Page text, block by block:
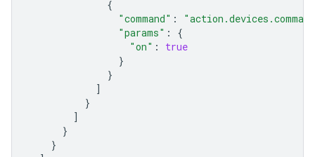
{
"command" :
"params" :
{
"on" :
true
}
}
]
}
]
}
}